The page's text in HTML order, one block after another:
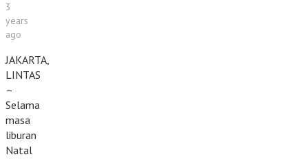
3
years
ago
JAKARTA,
LINTAS
–
Selama
masa
liburan
Natal